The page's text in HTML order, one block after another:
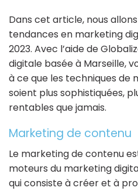
Dans cet article, nous
tendances en marketing
2023. Avec l’aide de
digitale basée à Marseille,
à ce que les techniques de
soient plus sophistiquées,
rentables que jamais.
Marketing de contenu
Le marketing de contenu
moteurs du marketing
qui consiste à créer et à